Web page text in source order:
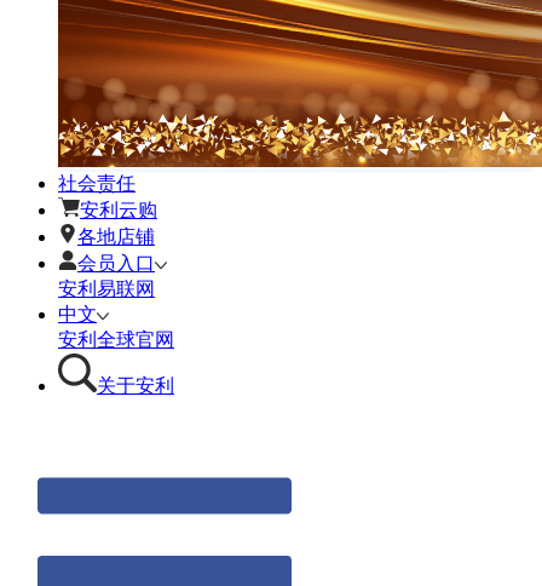
社会责任
安利云购
各地店铺
会员入口
安利易联网
中文
安利全球官网
关于安利